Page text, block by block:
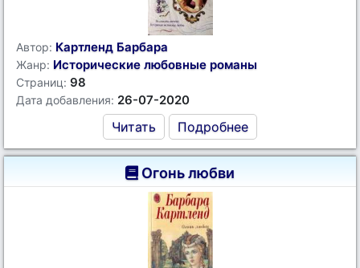
Автор: Картленд Барбара
Жанр: Исторические любовные романы
Страниц: 98
Дата добавления: 26-07-2020
Читать Подробнее
Огонь любви